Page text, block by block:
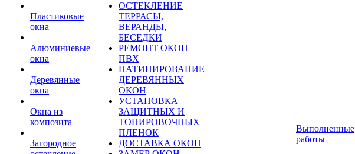
Пластиковые
окна
Алюминиевые
окна
Деревянные
окна
Окна из
композита
Загородное
ОСТЕКЛЕНИЕ
ТЕРРАСЫ,
ВЕРАНДЫ,
БЕСЕДКИ
РЕМОНТ ОКОН
ПВХ
ПАТИНИРОВАНИЕ
ДЕРЕВЯННЫХ
ОКОН
УСТАНОВКА
ЗАЩИТНЫХ И
ТОНИРОВОЧНЫХ
ПЛЕНОК
ДОСТАВКА ОКОН
Выполненные
работы